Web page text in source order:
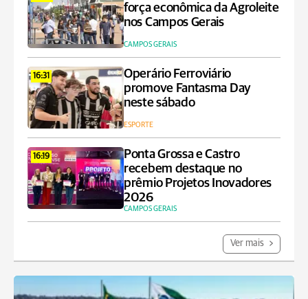
força econômica da Agroleite
nos Campos Gerais
CAMPOS GERAIS
16:31
Operário Ferroviário
promove Fantasma Day
neste sábado
ESPORTE
16:19
Ponta Grossa e Castro
recebem destaque no
prêmio Projetos Inovadores
2026
CAMPOS GERAIS
Ver mais